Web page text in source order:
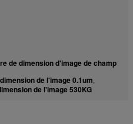
de dimension d'image de champ
de l'image 0.1um,
de l'image 530KG